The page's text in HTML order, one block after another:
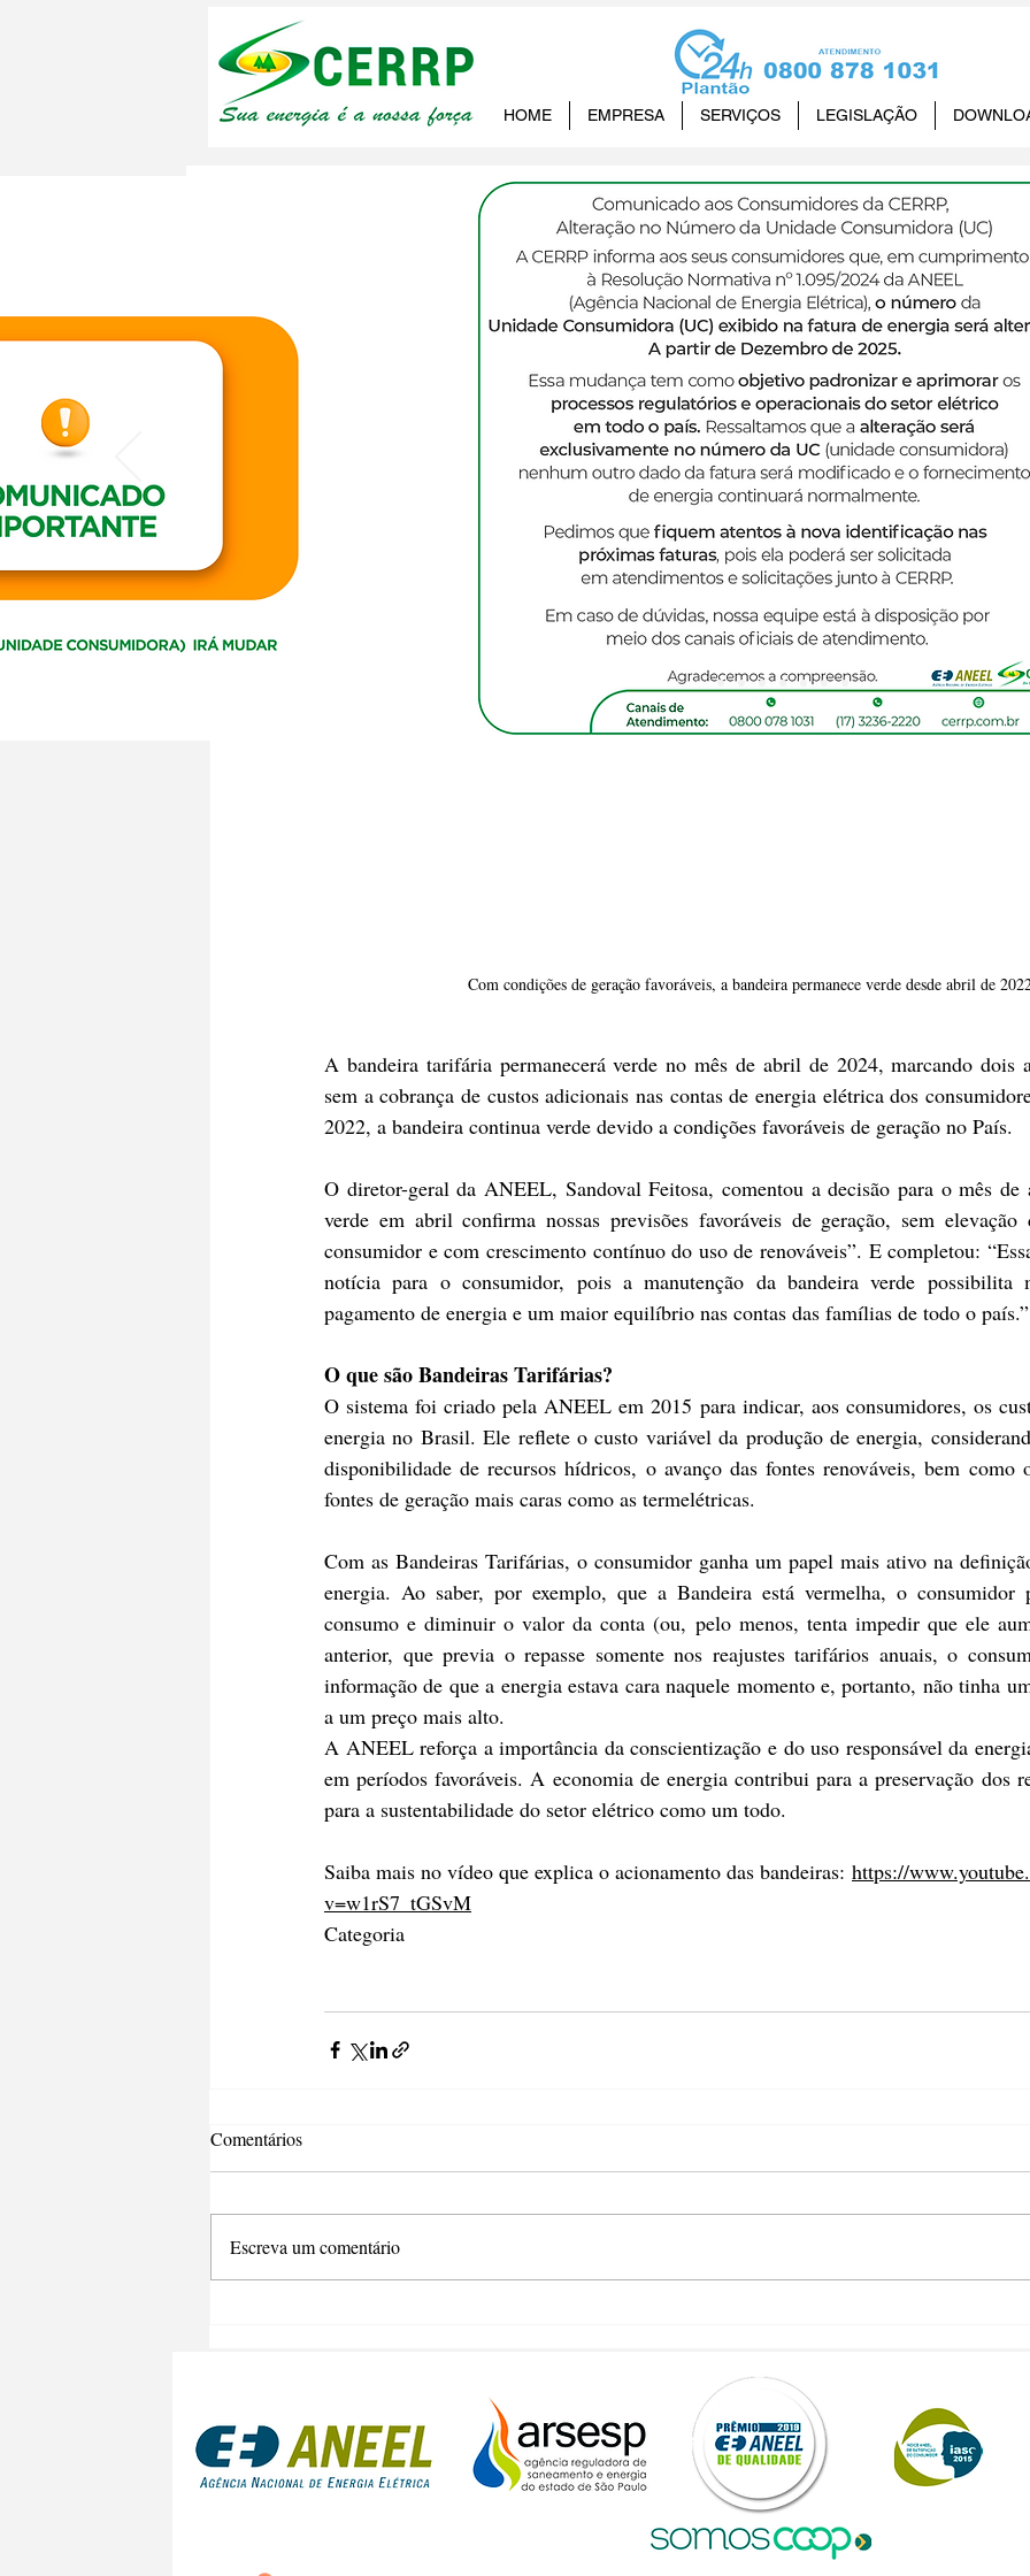
HOME EMPRESA SERVIÇOS LEGISLAÇÃO
Anúncio da ANEEL marca dois anos
consecutivos de Bandeira verde
Com condições de geração favoráveis, a bandeira permanece verde desde abril de
A bandeira tarifária permanecerá verde no mês de abril de 2024, marcando dois
sem a cobrança de custos adicionais nas contas de energia elétrica dos
2022, a bandeira continua verde devido a condições favoráveis de geração no País.
O diretor-geral da ANEEL, Sandoval Feitosa, comentou a decisão para o mês
verde em abril confirma nossas previsões favoráveis de geração, sem
consumidor e com crescimento contínuo do uso de renováveis”. E completou:
notícia para o consumidor, pois a manutenção da bandeira verde possibilita
pagamento de energia e um maior equilíbrio nas contas das famílias de todo o país.”
O que são Bandeiras Tarifárias?
O sistema foi criado pela ANEEL em 2015 para indicar, aos consumidores, os
energia no Brasil. Ele reflete o custo variável da produção de energia,
disponibilidade de recursos hídricos, o avanço das fontes renováveis, bem como
fontes de geração mais caras como as termelétricas.
Com as Bandeiras Tarifárias, o consumidor ganha um papel mais ativo na
energia. Ao saber, por exemplo, que a Bandeira está vermelha, o consumidor
consumo e diminuir o valor da conta (ou, pelo menos, tenta impedir que ele
anterior, que previa o repasse somente nos reajustes tarifários anuais, o
informação de que a energia estava cara naquele momento e, portanto, não tinha
a um preço mais alto.
A ANEEL reforça a importância da conscientização e do uso responsável da
em períodos favoráveis. A economia de energia contribui para a preservação dos
para a sustentabilidade do setor elétrico como um todo.
Saiba mais no vídeo que explica o acionamento das bandeiras: https://
v=w1rS7_tGSvM
Categoria
Comentários
Escreva um comentário